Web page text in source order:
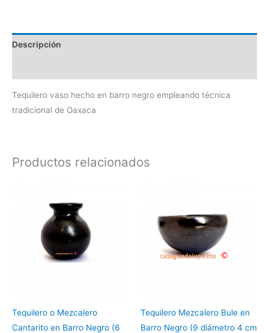
Descripción
Tequilero vaso hecho en barro negro empleando técnica
tradicional de Oaxaca
Productos relacionados
Tequilero o Mezcalero
Cantarito en Barro Negro (6
Tequilero Mezcalero Bule en
Barro Negro (9 diámetro 4 cm